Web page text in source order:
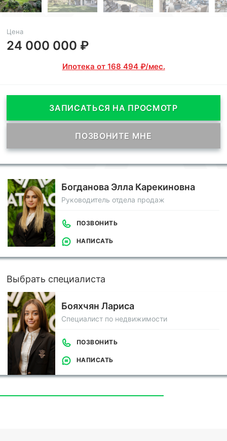
Цена
24 000 000 ₽
Ипотека от 168 494 ₽/мес.
ЗАПИСАТЬСЯ НА ПРОСМОТР
ПОЗВОНИТЕ МНЕ
Богданова Элла Карекиновна
Руководитель отдела продаж
ПОЗВОНИТЬ
НАПИСАТЬ
Выбрать специалиста
Бояхчян Лариса
Специалист по недвижимости
ПОЗВОНИТЬ
НАПИСАТЬ